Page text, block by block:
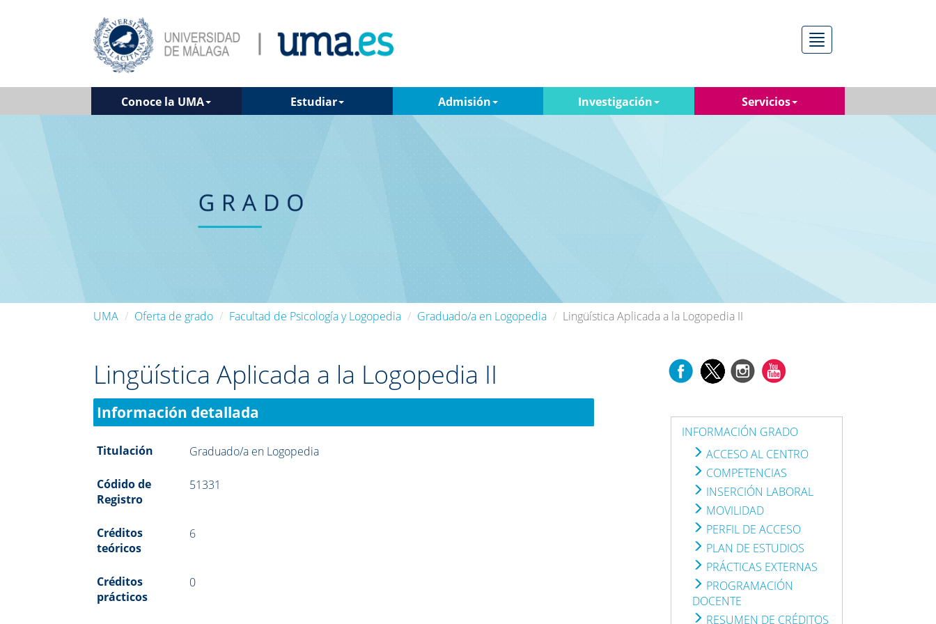
Menú
Conoce la UMA Estudiar Admisión Investigación Servicios
UMA Oferta de grado Facultad de Psicología y Logopedia Graduado/a en Logopedia Lingüística Aplicada a la Logopedia II
Lingüística Aplicada a la Logopedia II
Información detallada
Titulación Graduado/a en Logopedia
Códido de
Registro
51331
Créditos
teóricos
6
Créditos
prácticos
0
INFORMACIÓN GRADO
ACCESO AL CENTRO
COMPETENCIAS
INSERCIÓN LABORAL
MOVILIDAD
PERFIL DE ACCESO
PLAN DE ESTUDIOS
PRÁCTICAS EXTERNAS
PROGRAMACIÓN
DOCENTE
RESUMEN DE CRÉDITOS